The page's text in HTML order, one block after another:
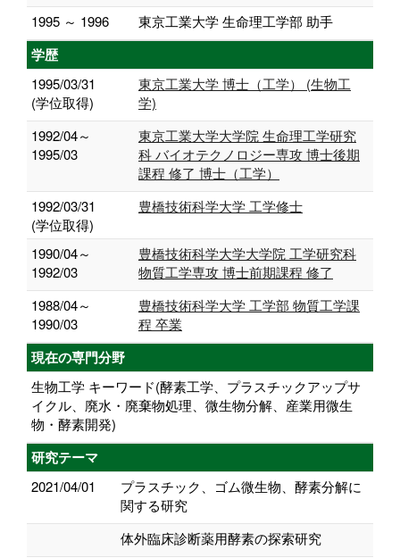
1995 ～ 1996
東京工業大学 生命理工学部 助手
学歴
1995/03/31
(学位取得)
東京工業大学 博士（工学） (生物工
学)
1992/04～
1995/03
東京工業大学大学院 生命理工学研究
科 バイオテクノロジー専攻 博士後期
課程 修了 博士（工学）
1992/03/31
(学位取得)
豊橋技術科学大学 工学修士
1990/04～
1992/03
豊橋技術科学大学大学院 工学研究科
物質工学専攻 博士前期課程 修了
1988/04～
1990/03
豊橋技術科学大学 工学部 物質工学課
程 卒業
現在の専門分野
生物工学 キーワード(酵素工学、プラスチックアップサ
イクル、廃水・廃棄物処理、微生物分解、産業用微生
物・酵素開発)
研究テーマ
2021/04/01
プラスチック、ゴム微生物、酵素分解に
関する研究
体外臨床診断薬用酵素の探索研究